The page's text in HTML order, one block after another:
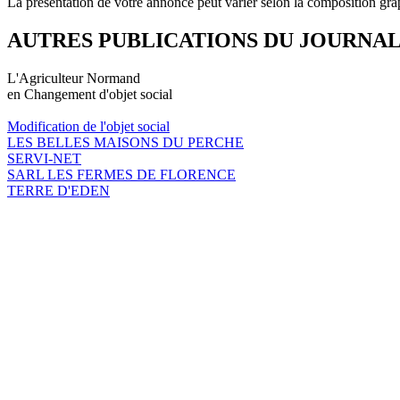
AUTRES PUBLICATIONS DU JOURNAL
L'Agriculteur Normand
en Changement d'objet social
Modification de l'objet social
LES BELLES MAISONS DU PERCHE
SERVI-NET
SARL LES FERMES DE FLORENCE
TERRE D'EDEN